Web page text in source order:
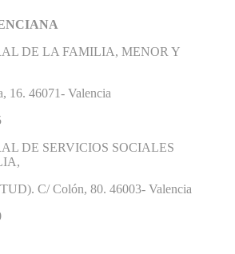
DE LA FAMILIA, MENOR Y
16. 46071- Valencia
DE SERVICIOS SOCIALES
C/ Colón, 80. 46003- Valencia